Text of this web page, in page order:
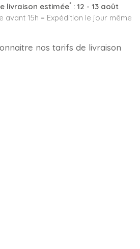
livraison estimée*: 12 - 13 août
avant 15h = Expédition le jour même
nos tarifs de livraison